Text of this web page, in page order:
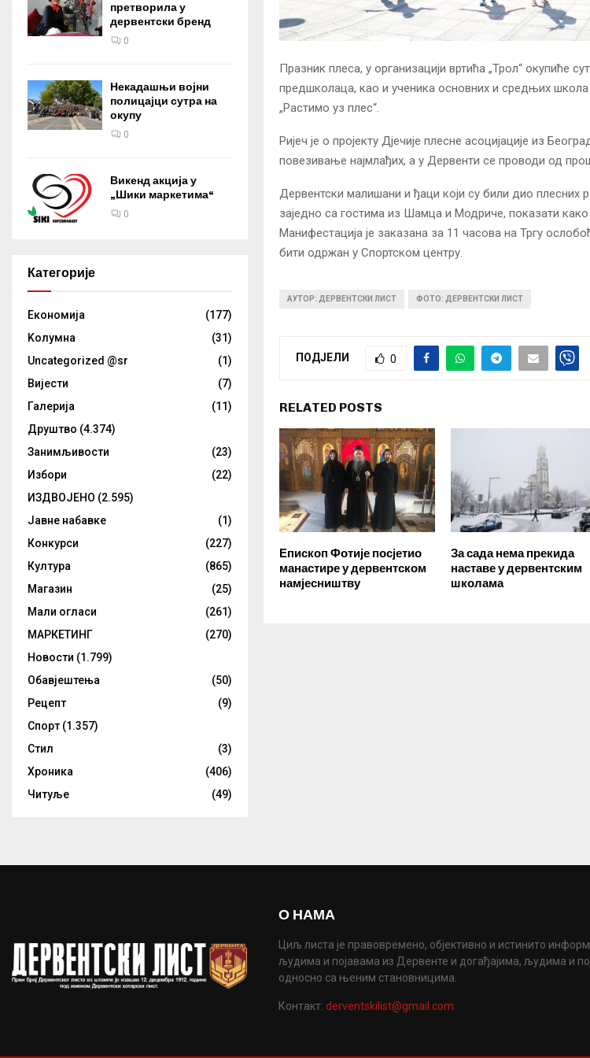
Празник плеса, у организацији вртића „Трол“ окупиће
предшколаца, као и ученика основних и средњих школа
„Растимо уз плес“.
Ријеч је о пројекту Дјечије плесне асоцијације из
повезивање најмлађих, а у Дервенти се проводи од
Дервентски малишани и ђаци који су били дио плесних
заједно са гостима из Шамца и Модриче, показати
Манифестација је заказана за 11 часова на Тргу
бити одржан у Спортском центру.
АУТОР: ДЕРВЕНТСКИ ЛИСТ ФОТО: ДЕРВЕНТСКИ ЛИСТ
ПОДЈЕЛИ 0
RELATED POSTS
Епископ Фотије посјетио
манастире у дервентском
намјесништву
За сада нема прекида
наставе у дервентским
школама
претворила у
дервентски бренд
0
Некадашњи војни
полицајци сутра на
окупу
0
Викенд акција у
„Шики маркетима“
0
Категорије
Eкономија
(177)
Kолумнa
(31)
Uncategorized @sr
(1)
Вијести
(7)
Галерија
(11)
Друштво (4.374)
Занимљивости
(23)
Избори
(22)
ИЗДВОЈЕНО (2.595)
Јавне набавке
(1)
Конкурси
(227)
Култура
(865)
Магазин
(25)
Мали огласи
(261)
МАРКЕТИНГ
(270)
Новости (1.799)
Обавјештења
(50)
Рецепт
(9)
Спорт (1.357)
Стил
(3)
Хроника
(406)
Читуље
(49)
О НАМА
Циљ листа је правовремено, објективно и истинито
људима и појавама из Дервенте и догађајима, људима и
односно са њеним становницима.
Контакт: derventskilist@gmail.com